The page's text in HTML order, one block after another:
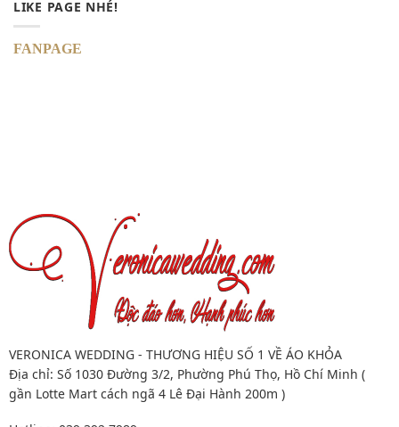
LIKE PAGE NHÉ!
FANPAGE
VERONICA WEDDING - THƯƠNG HIỆU SỐ 1 VỀ ÁO KHỎA
Địa chỉ: Số 1030 Đường 3/2, Phường Phú Thọ, Hồ Chí Minh (
gần Lotte Mart cách ngã 4 Lê Đại Hành 200m )